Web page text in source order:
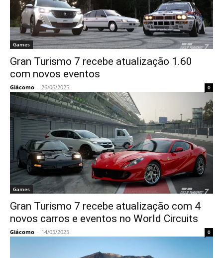
Games
Gran Turismo 7 recebe atualização 1.60
com novos eventos
Giácomo - 26/06/2025 0
Games
Gran Turismo 7 recebe atualização com 4
novos carros e eventos no World Circuits
Giácomo - 14/05/2025 0